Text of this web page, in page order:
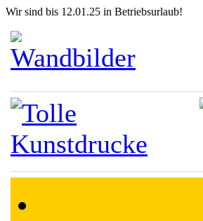
Wir sind bis 12.01.25 in Betriebsurlaub!